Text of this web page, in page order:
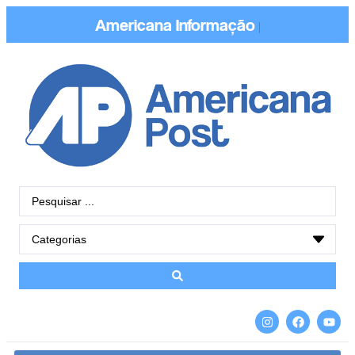
Americana Informação|